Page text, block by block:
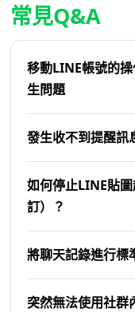
常見Q&A
移動LINE帳號的
生問題
發生收不到提醒訊
如何停止LINE貼
訂）？
將聊天記錄進行標
突然無法使用社群